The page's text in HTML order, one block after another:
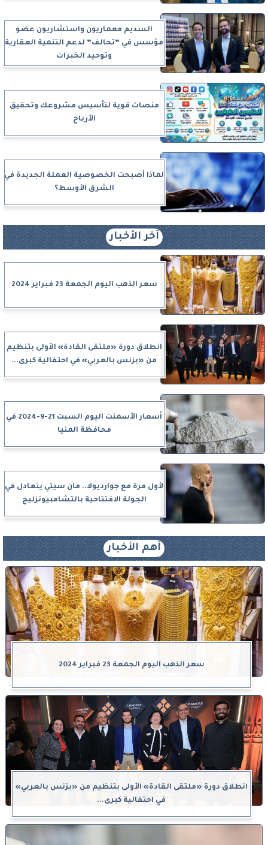
السديم معماريون واستشاريون عضو
مؤسس في ”تحالف” لدعم التنمية العقارية
وتوحيد الخبرات
منصات قوية لتأسيس مشروعك وتحقيق
الأرباح
لماذا أصبحت الخصوصية العملة الجديدة في
الشرق الأوسط؟
آخر الأخبار
سعر الذهب اليوم الجمعة 23 فبراير 2024
انطلاق دورة «ملتقى القادة» الأولى بتنظيم
من «بزنس بالعربي» في احتفالية كبرى...
أسعار الأسمنت اليوم السبت 21-9-2024 في
محافظة المنيا
لأول مرة مع جوارديولا.. مان سيتي يتعادل في
الجولة الافتتاحية بالتشامبيونزليج
أهم الأخبار
سعر الذهب اليوم الجمعة 23 فبراير 2024
انطلاق دورة «ملتقى القادة» الأولى بتنظيم من «بزنس بالعربي»
في احتفالية كبرى...